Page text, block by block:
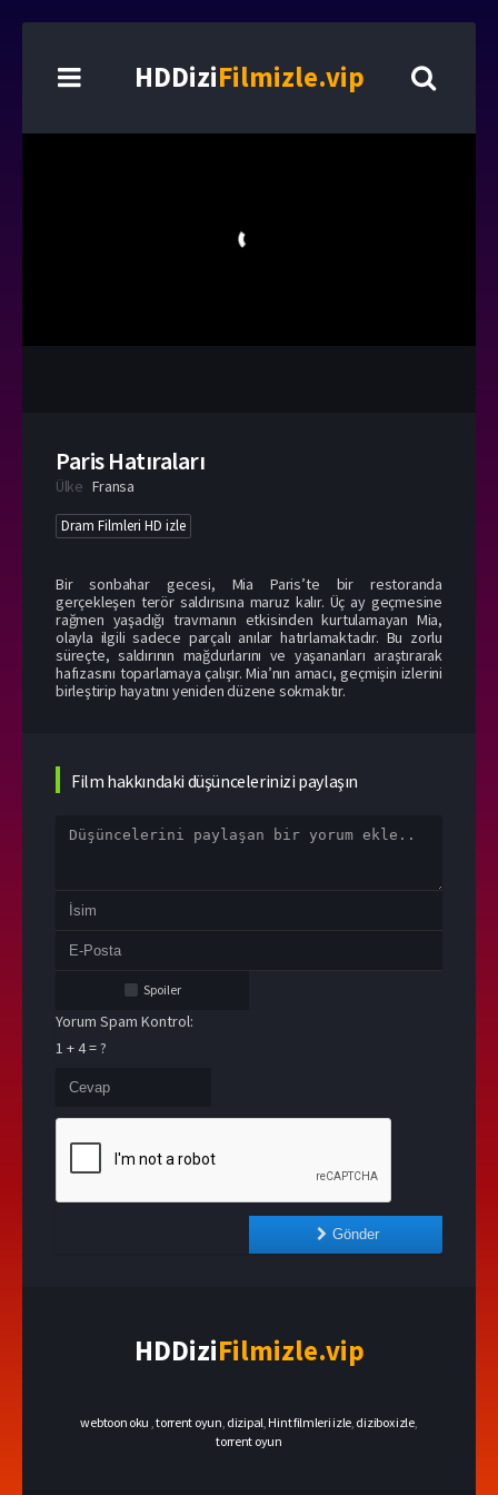
HDDiziFilmizle.vip
Paris Hatıraları
Ülke Fransa
Dram Filmleri HD izle
Bir sonbahar gecesi, Mia Paris’te bir restoranda
gerçekleşen terör saldırısına maruz kalır. Üç ay geçmesine
rağmen yaşadığı travmanın etkisinden kurtulamayan Mia,
olayla ilgili sadece parçalı anılar hatırlamaktadır. Bu zorlu
süreçte, saldırının mağdurlarını ve yaşananları araştırarak
hafızasını toparlamaya çalışır. Mia’nın amacı, geçmişin izlerini
birleştirip hayatını yeniden düzene sokmaktır.
Film hakkındaki düşüncelerinizi paylaşın
Spoiler
Yorum Spam Kontrol:
1 + 4 = ?
Gönder
HDDiziFilmizle.vip
webtoon oku ,torrent oyun dizipal Hint filmleri izle dizibox izle,
torrent oyun